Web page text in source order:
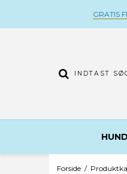
GRATIS
HUND
Forside /